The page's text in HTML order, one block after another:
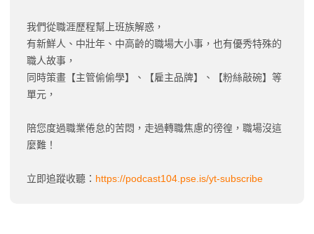
我們從職涯歷程幫上班族解惑，
有新鮮人、中壯年、中高齡的職場大小事，也有優秀特殊的
職人故事，
同時策畫【主管偷偷學】、【雇主品牌】、【粉絲敲碗】等
單元，
陪您度過職業倦怠的苦悶，走過轉職焦慮的徬徨，職場沒這
麼難！
立即追蹤收聽： https://podcast104.pse.is/yt-subscribe